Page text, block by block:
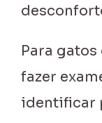
Para
fazer
identificar